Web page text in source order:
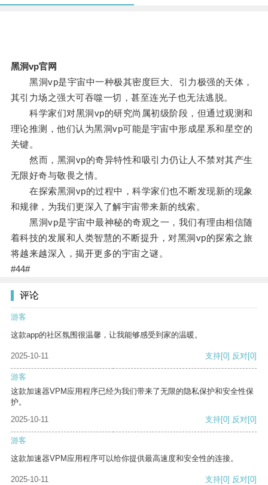
黑洞vp官网
黑洞vp是宇宙中一种极其密度巨大、引力极强的天体，
其引力场之强大可吞噬一切，甚至连光子也无法逃脱。
科学家们对黑洞vp的研究尚属初级阶段，但通过观测和
理论推测，他们认为黑洞vp可能是宇宙中形成星系和星空的
关键。
然而，黑洞vp的奇异特性和吸引力仍让人不禁对其产生
无限好奇与敬畏之情。
在探索黑洞vp的过程中，科学家们也不断发现新的现象
和规律，为我们更深入了解宇宙带来新的线索。
黑洞vp是宇宙中最神秘的奇观之一，我们有理由相信随
着科技的发展和人类智慧的不断提升，对黑洞vp的探索之旅
将越来越深入，揭开更多的宇宙之谜。
#44#
评论
游客
这款app的社区氛围很温馨，让我能够感受到家的温暖。
2025-10-11 支持[0] 反对[0]
游客
这款加速器VPM应用程序已经为我们带来了无限的隐私保护和安全性保
护。
2025-10-11
支持[0] 反对[0]
游客
这款加速器VPM应用程序可以给你提供最高速度和安全性的连接。
2025-10-11 支持[0] 反对[0]